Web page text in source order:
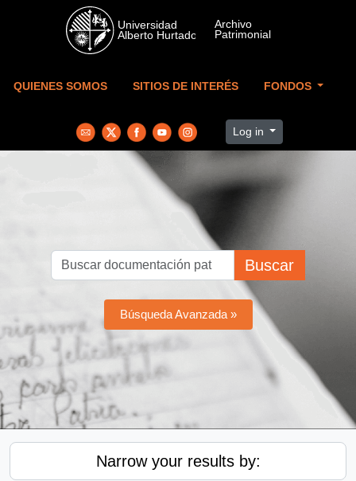
Skip to main content
QUIENES SOMOS SITIOS DE INTERÉS FONDOS
Log in
Buscar
Búsqueda Avanzada »
Narrow your results by: